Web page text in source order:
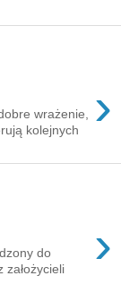
›
wrażenie,
kolejnych
›
do